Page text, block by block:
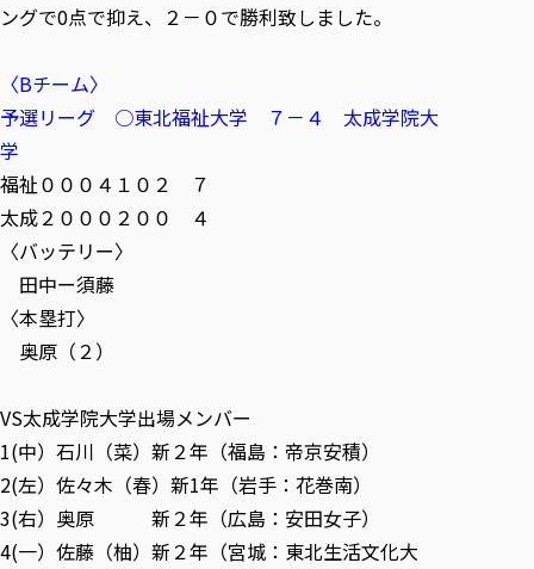
ングで0点で抑え、２－０で勝利致しました。
〈Bチーム〉
予選リーグ ○東北福祉大学 ７－４ 太成学院大
学
福祉０００４１０２ ７
太成２０００２００ ４
〈バッテリー〉
田中ー須藤
〈本塁打〉
奥原（２）
VS太成学院大学出場メンバー
1(中）石川（菜）新２年（福島：帝京安積）
2(左）佐々木（春）新1年（岩手：花巻南）
3(右）奥原 新２年（広島：安田女子）
4(一）佐藤（柚）新２年（宮城：東北生活文化大